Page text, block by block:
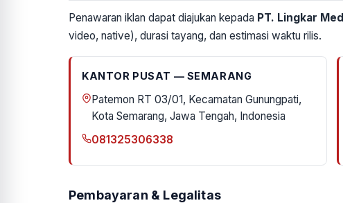
Penawaran iklan dapat diajukan kepada PT. Lingkar
video, native), durasi tayang, dan estimasi waktu rilis.
KANTOR PUSAT — SEMARANG
Patemon RT 03/01, Kecamatan Gunungpati,
Kota Semarang, Jawa Tengah, Indonesia
081325306338
Pembayaran & Legalitas